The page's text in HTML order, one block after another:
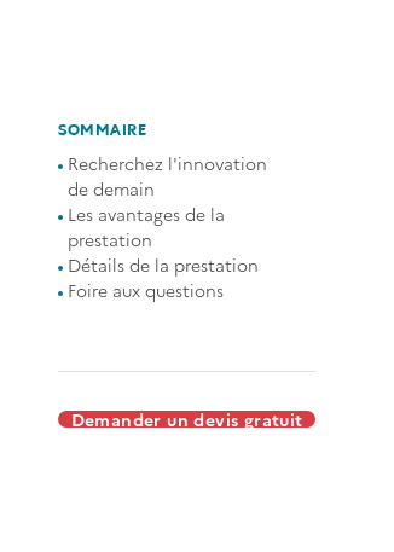
SOMMAIRE
Recherchez l'innovation
de demain
Les avantages de la
prestation
Détails de la prestation
Foire aux questions
Demander un devis gratuit